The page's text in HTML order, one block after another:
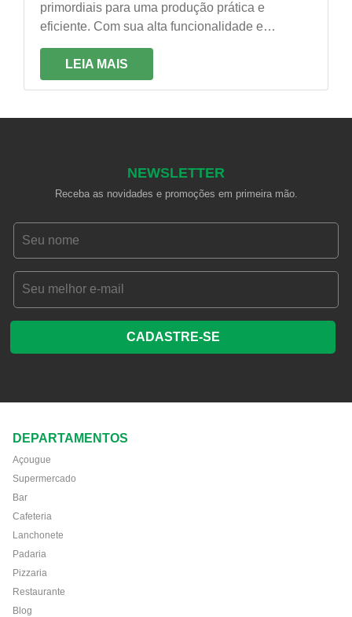
primordiais para uma produção prática e
eficiente. Com sua alta funcionalidade e
potência, produz fornadas rápidas e com um
processo uniforme de cocção!
LEIA MAIS
NEWSLETTER
Receba as novidades e promoções em primeira mão.
CADASTRE-SE
DEPARTAMENTOS
Açougue
Supermercado
Bar
Cafeteria
Lanchonete
Padaria
Pizzaria
Restaurante
Blog